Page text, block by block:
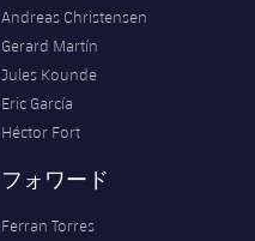
Andreas Christensen
Gerard Martín
Jules Kounde
Eric García
Héctor Fort
フォワード
Ferran Torres